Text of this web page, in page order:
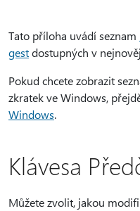
Tato příloha uvádí seznam
gestdostupných v
Pokud chcete zobrazit
zkratek ve Windows,
Windows.
Klávesa
Můžete zvolit, jakou